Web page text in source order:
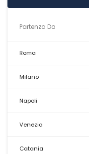
Partenza Da
Roma
Milano
Napoli
Venezia
Catania